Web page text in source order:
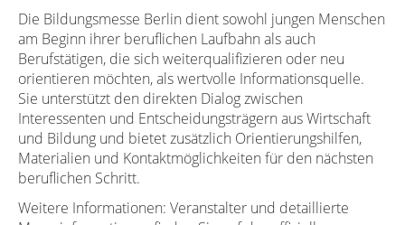
Die Bildungsmesse Berlin dient sowohl jungen Menschen
am Beginn ihrer beruflichen Laufbahn als auch
Berufstätigen, die sich weiterqualifizieren oder neu
orientieren möchten, als wertvolle Informationsquelle.
Sie unterstützt den direkten Dialog zwischen
Interessenten und Entscheidungsträgern aus Wirtschaft
und Bildung und bietet zusätzlich Orientierungshilfen,
Materialien und Kontaktmöglichkeiten für den nächsten
beruflichen Schritt.
Weitere Informationen: Veranstalter und detaillierte